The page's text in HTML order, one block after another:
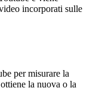
incorporati sulle
per misurare la
la nuova o la